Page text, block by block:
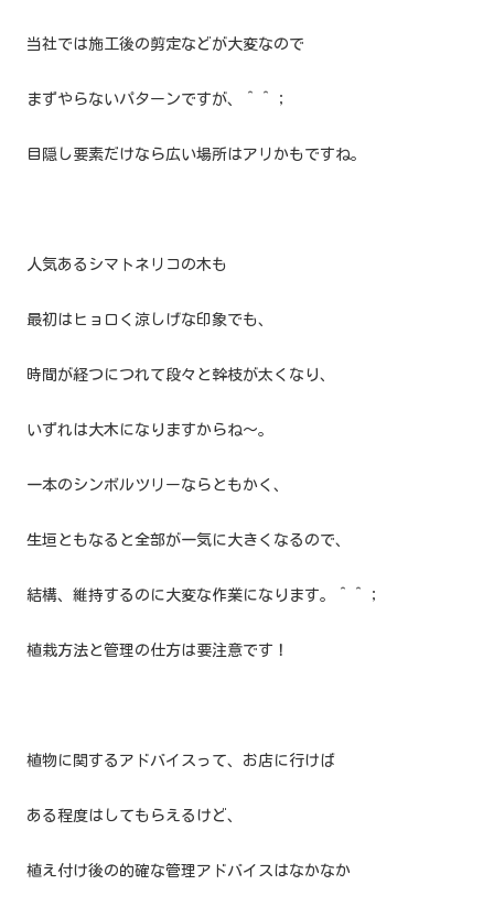
当社では施工後の剪定などが大変なので
まずやらないパターンですが、＾＾；
目隠し要素だけなら広い場所はアリかもですね。
人気あるシマトネリコの木も
最初はヒョロく涼しげな印象でも、
時間が経つにつれて段々と幹枝が太くなり、
いずれは大木になりますからね〜。
一本のシンボルツリーならともかく、
生垣ともなると全部が一気に大きくなるので、
結構、維持するのに大変な作業になります。＾＾；
植栽方法と管理の仕方は要注意です！
植物に関するアドバイスって、お店に行けば
ある程度はしてもらえるけど、
植え付け後の的確な管理アドバイスはなかなか